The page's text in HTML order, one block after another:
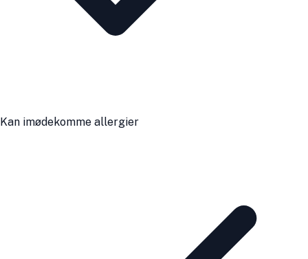
Kan imødekomme allergier